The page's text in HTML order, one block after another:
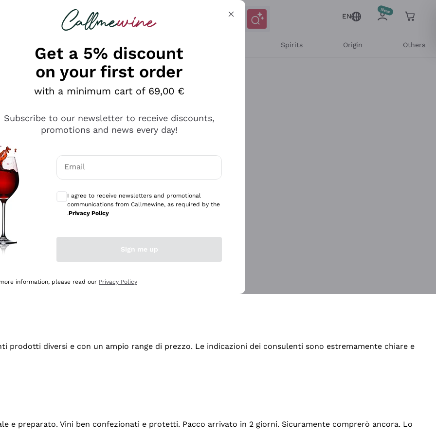
looking for
EN
Spirits Origin Others
professionalità
diversi e con un ampio range di prezzo. Le indicazioni dei consulenti sono estremamente chiare e
e preparato. Vini ben confezionati e protetti. Pacco arrivato in 2 giorni. Sicuramente comprerò ancora. Lo
Get a 5% discount
on your first order
with a minimum cart of 69,00 €
Subscribe to our newsletter to receive discounts,
promotions and news every day!
Email
I agree to receive newsletters and promotional
communications from Callmewine, as required by the
.Privacy Policy
Sign me up
information, please read our Privacy Policy